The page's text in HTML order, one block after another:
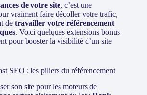
de votre site, c’est une
vraiment faire décoller votre trafic,
de travailler votre référencement
. Voici quelques extensions bonus
pour booster la visibilité d’un site
SEO : les piliers du référencement
son site pour les moteurs de